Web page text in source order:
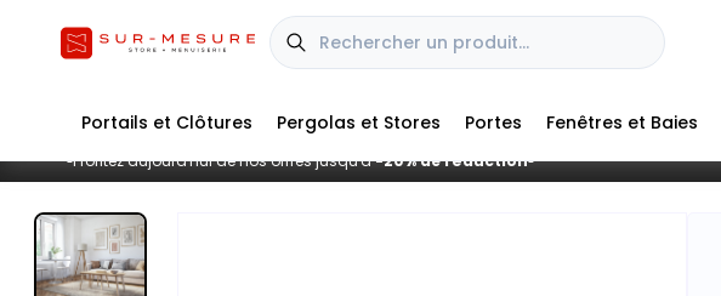
■Profitez aujourd'hui de nos offres jusqu'à-20% de réduction■
Portails et Clôtures Pergolas et Stores Portes Fenêtres et Baies